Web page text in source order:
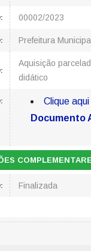
00002/2023
Prefeitura Municipal
Aquisição
didático
Clique
Documento
Finalizada